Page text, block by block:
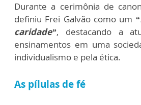
Durante a cerimônia de
definiu Frei Galvão como um
caridade”, destacando a
ensinamentos em uma
individualismo e pela ética.
As pílulas de fé